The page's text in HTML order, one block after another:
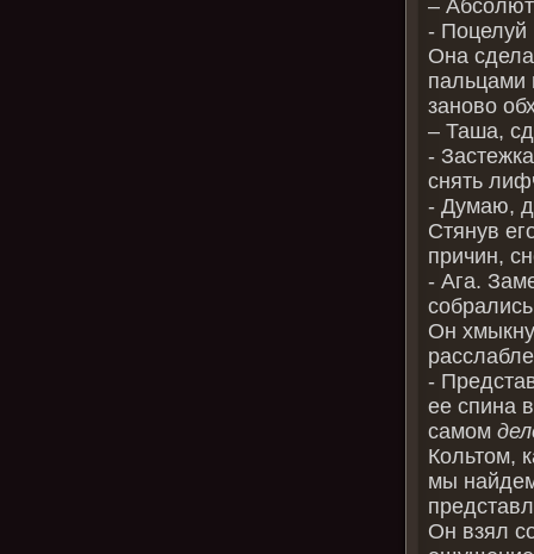
–
- Поцелуй
Она
пальцами
заново
– Таша,
-
снять
- Думаю,
Стянув
причин,
- Ага.
Он
-
ее спина
самом
Кольтом,
мы
Он взял